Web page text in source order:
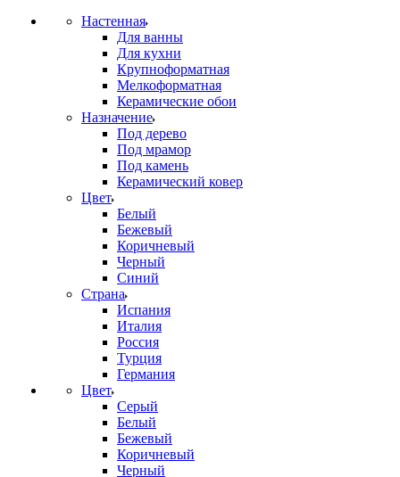
Настенная
Для ванны
Для кухни
Крупноформатная
Мелкоформатная
Керамические обои
Назначение
Под дерево
Под мрамор
Под камень
Керамический ковер
Цвет
Белый
Бежевый
Коричневый
Черный
Синий
Страна
Испания
Италия
Россия
Турция
Германия
Цвет
Серый
Белый
Бежевый
Коричневый
Черный